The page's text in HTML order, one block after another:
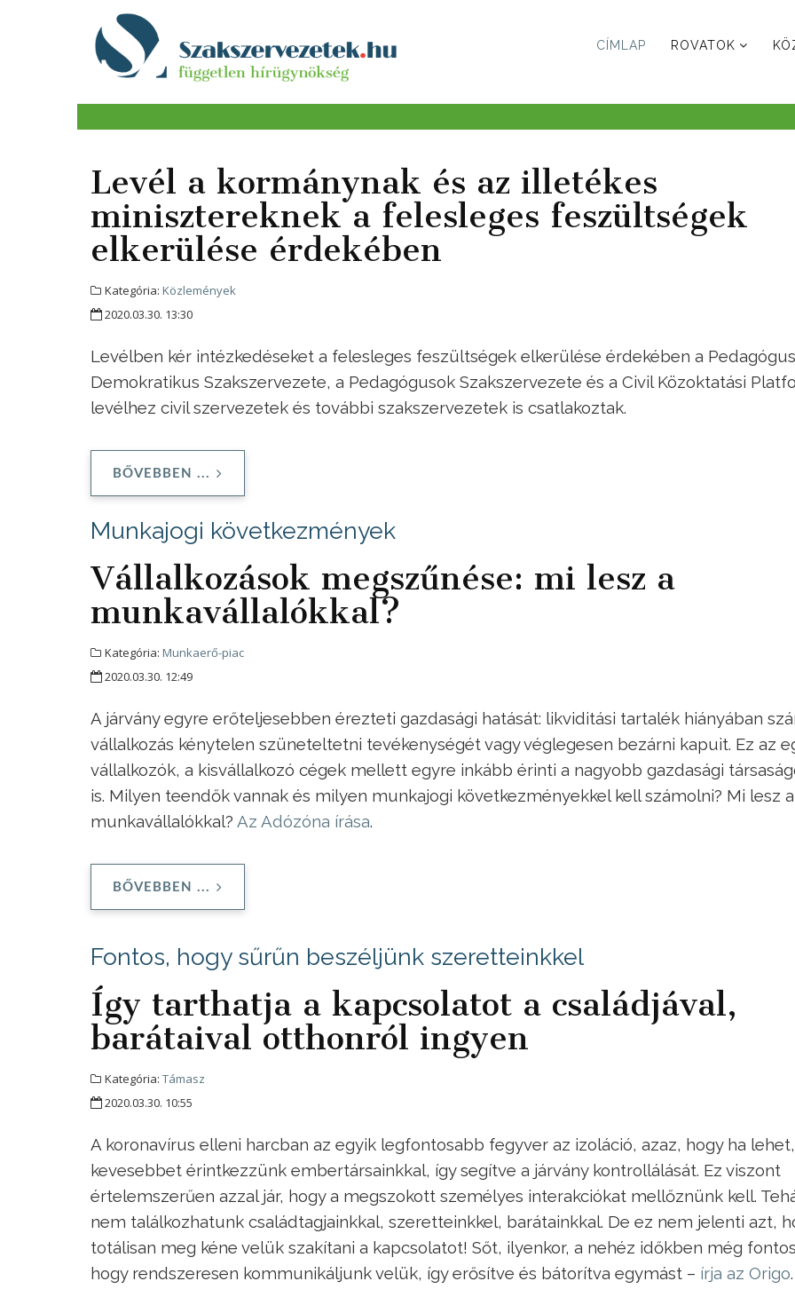
CÍMLAP ROVATOK
Levél a kormánynak és az illetékes
minisztereknek a felesleges feszültségek
elkerülése érdekében
Kategória: Közlemények
2020.03.30. 13:30
Levélben kér intézkedéseket a felesleges feszültségek elkerülése érdekében a
Demokratikus Szakszervezete, a Pedagógusok Szakszervezete és a Civil Közoktatási
levélhez civil szervezetek és további szakszervezetek is csatlakoztak.
BŐVEBBEN ...
Munkajogi következmények
Vállalkozások megszűnése: mi lesz a
munkavállalókkal?
Kategória: Munkaerő-piac
2020.03.30. 12:49
A járvány egyre erőteljesebben érezteti gazdasági hatását: likviditási tartalék hiányában
vállalkozás kénytelen szüneteltetni tevékenységét vagy véglegesen bezárni kapuit. Ez az
vállalkozók, a kisvállalkozó cégek mellett egyre inkább érinti a nagyobb gazdasági
is. Milyen teendők vannak és milyen munkajogi következményekkel kell számolni? Mi lesz a
munkavállalókkal? Az Adózóna írása.
BŐVEBBEN ...
Fontos, hogy sűrűn beszéljünk szeretteinkkel
Így tarthatja a kapcsolatot a családjával,
barátaival otthonról ingyen
Kategória: Támasz
2020.03.30. 10:55
A koronavírus elleni harcban az egyik legfontosabb fegyver az izoláció, azaz, hogy ha
kevesebbet érintkezzünk embertársainkkal, így segítve a járvány kontrollálását. Ez viszont
értelemszerűen azzal jár, hogy a megszokott személyes interakciókat mellőznünk kell.
nem találkozhatunk családtagjainkkal, szeretteinkkel, barátainkkal. De ez nem jelenti azt,
totálisan meg kéne velük szakítani a kapcsolatot! Sőt, ilyenkor, a nehéz időkben még
hogy rendszeresen kommunikáljunk velük, így erősítve és bátorítva egymást – írja az Origo.